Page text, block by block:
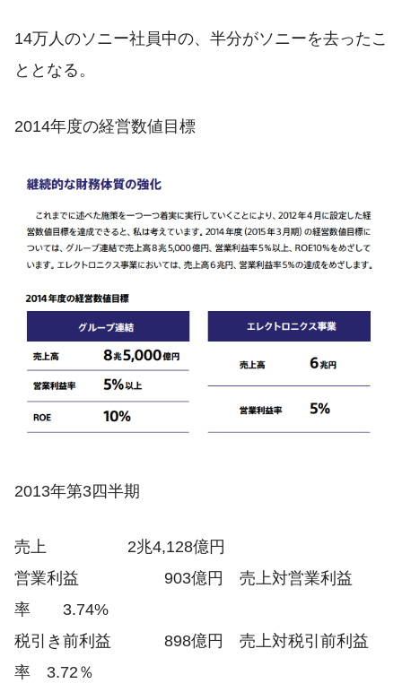
14万人のソニー社員中の、半分がソニーを去ったこ
ととなる。
2014年度の経営数値目標
2013年第3四半期
売上 2兆4,128億円
営業利益 903億円 売上対営業利益
率 3.74%
税引き前利益 898億円 売上対税引前利益
率 3.72％